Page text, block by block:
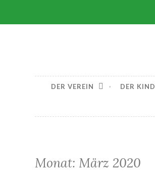
springen
DER VEREIN DER
Monat: März 2020